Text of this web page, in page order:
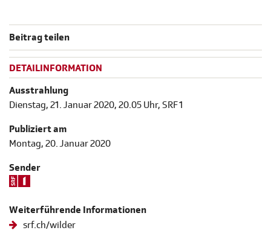
Beitrag teilen
DETAILINFORMATION
Ausstrahlung
Dienstag, 21. Januar 2020, 20.05 Uhr, SRF 1
Publiziert am
Montag, 20. Januar 2020
Sender
Weiterführende Informationen
srf.ch/wilder